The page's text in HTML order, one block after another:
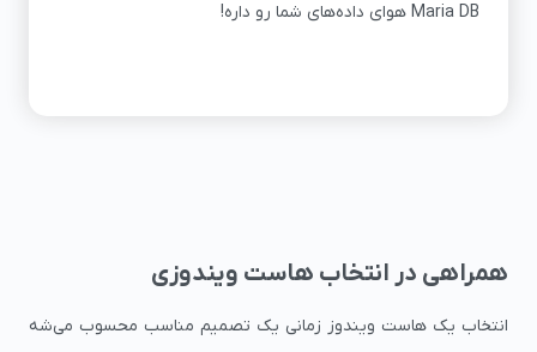
Maria DB هوای داده‌های شما رو داره!
همراهی در انتخاب هاست ویندوزی
انتخاب یک هاست ویندوز زمانی یک تصمیم مناسب محسوب می‌شه